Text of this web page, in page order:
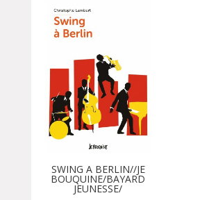
SWING A BERLIN//JE
BOUQUINE/BAYARD
JEUNESSE/